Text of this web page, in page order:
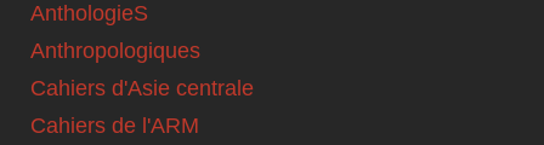
AnthologieS
Anthropologiques
Cahiers d'Asie centrale
Cahiers de l'ARM